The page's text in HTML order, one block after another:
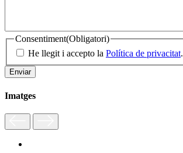
Consentiment(Obligatori)
He llegit i accepto la Política de privacitat.
Imatges